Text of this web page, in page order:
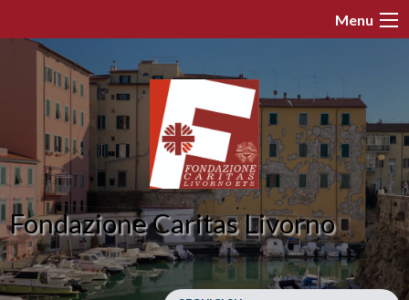
content
Menu
Fondazione Caritas Livorno